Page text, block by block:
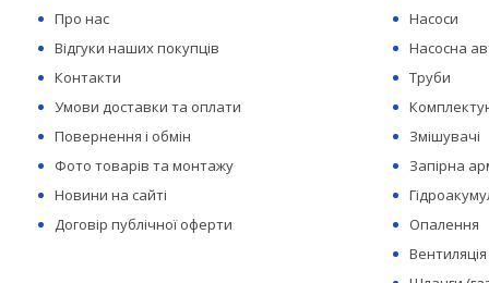
Про нас
Відгуки наших покупців
Контакти
Умови доставки та оплати
Повернення і обмін
Фото товарів та монтажу
Новини на сайті
Договір публічної оферти
Насоси
Насосна
Труби
Змішувачі
Запірна
Опалення
Вентиляція